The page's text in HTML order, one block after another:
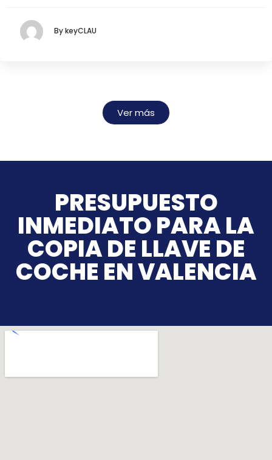
By keyCLAU
Ver más
PRESUPUESTO
INMEDIATO PARA LA
COPIA DE LLAVE DE
COCHE EN VALENCIA